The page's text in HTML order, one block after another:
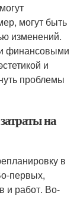
могут быть
изменений.
финансовыми
и
проблемы
на
в
первых,
и работ. Во-